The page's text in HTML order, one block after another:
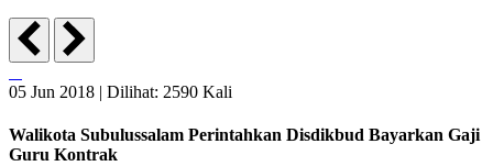
05 Jun 2018 | Dilihat: 2590 Kali
Walikota Subulussalam Perintahkan Disdikbud Bayarkan Gaji
Guru Kontrak